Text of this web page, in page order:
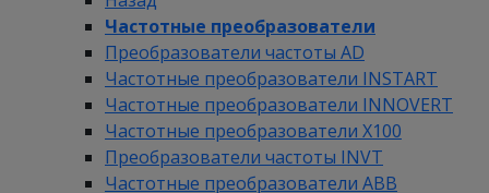
Частотные преобразователи
Преобразователи частоты AD
Частотные преобразователи INSTART
Частотные преобразователи INNOVERT
Частотные преобразователи Х100
Преобразователи частоты INVT
Частотные преобразователи ABB